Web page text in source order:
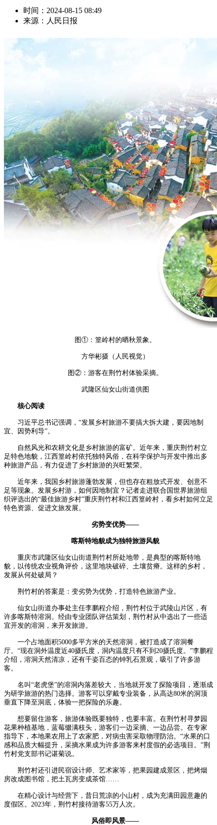
时间：2024-08-15 08:49
来源：人民日报
图①：篁岭村的晒秋景象。
方华彬摄（人民视觉）
图②：游客在荆竹村体验采摘。
武隆区仙女山街道供图
核心阅读
习近平总书记强调，“发展乡村旅游不要搞大拆大建，要因地制
宜、因势利导”。
自然风光和农耕文化是乡村旅游的富矿。近年来，重庆荆竹村立
足特色地貌，江西篁岭村依托独特风俗，在科学保护与开发中推出多
种旅游产品，有力促进了乡村旅游的兴旺繁荣。
近年来，我国乡村旅游蓬勃发展，但也存在粗放式开发、创意不
足等现象。发展乡村游，如何因地制宜？记者走进联合国世界旅游组
织评选出的“最佳旅游乡村”重庆荆竹村和江西篁岭村，看乡村如何立足
特色资源、促进文旅发展。
劣势变优势——
喀斯特地貌成为独特旅游风貌
重庆市武隆区仙女山街道荆竹村所处地带，是典型的喀斯特地
貌，以传统农业视角评价，这里地块破碎、土壤贫瘠。这样的乡村，
发展从何处破局？
荆竹村的答案是：变劣势为优势，打造特色旅游产业。
仙女山街道办事处主任李鹏程介绍，荆竹村位于武陵山片区，有
许多喀斯特溶洞。经由专业团队评估策划，荆竹村从中选出了一些适
宜开发的溶洞，来开发旅游。
一个占地面积5000多平方米的天然溶洞，被打造成了溶洞餐
厅。“现在洞外温度近40摄氏度，洞内温度只有不到20摄氏度。”李鹏程
介绍，溶洞天然清凉，还有千姿百态的钟乳石景观，吸引了许多游
客。
名叫“老虎堡”的溶洞内落差较大，当地就开发了探险项目，逐渐成
为研学旅游的热门选择。游客可以穿戴专业装备，从高达80米的洞顶
垂直下降至洞底，体验一把探险的乐趣。
想要留住游客，旅游体验既要独特，也要丰富。在荆竹村寻梦园
花果种植基地，蓝莓缀满枝头，游客们一边采摘、一边品尝。在专家
指导下，本地果农用上了农家肥，对病虫害采取物理防治。“水果的口
感和品质大幅提升，采摘水果成为许多游客来村度假的必选项目。”荆
竹村党支部书记谌菊说。
荆竹村还引进民宿设计师、艺术家等，把果园建成景区，把烤烟
房改成图书馆，把土瓦房变成茶馆……
在精心设计与经营下，昔日荒凉的小山村，成为充满田园意趣的
度假区。2023年，荆竹村接待游客55万人次。
风俗即风景——